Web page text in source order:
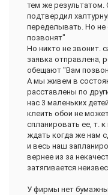
тем же результатом.
подтвердил
переделывать. Но не
позвонят"
Но никто не звонит.
заявка отправлена,
обещают "Вам
А мы живем в
расставлены по
нас 3 маленьких
клеить обои не
спланировать ее, т.
ждать когда же нам
и весь наш
вернее из за
затягивается
У фирмы нет